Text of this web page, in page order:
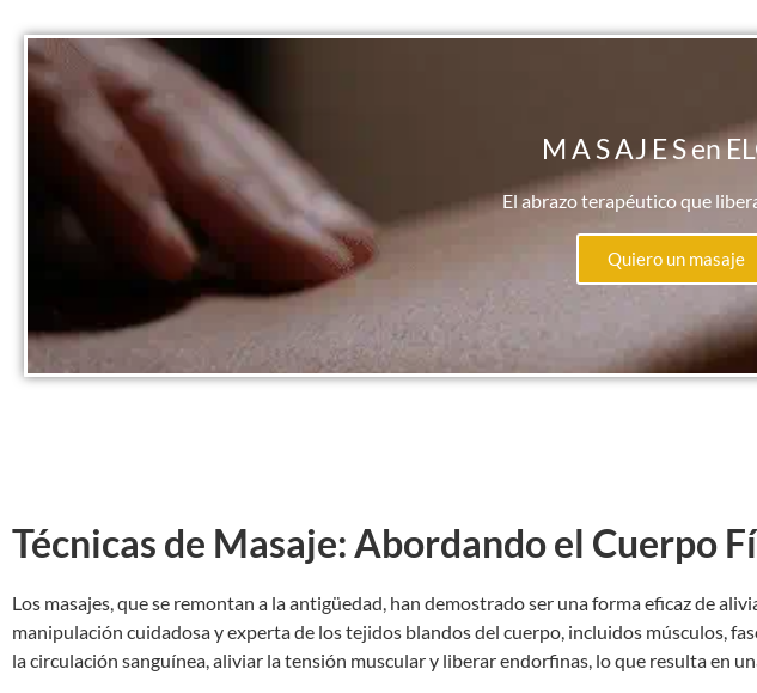
M A S AJ E S en
El abrazo terapéutico que
Quiero un masaje
Técnicas de Masaje: Abordando el Cuerpo
Los masajes, que se remontan a la antigüedad, han demostrado ser una forma eficaz de
manipulación cuidadosa y experta de los tejidos blandos del cuerpo, incluidos músculos,
la circulación sanguínea, aliviar la tensión muscular y liberar endorfinas, lo que resulta en